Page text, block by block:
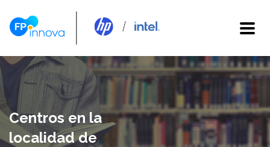
Centros en la
localidad de